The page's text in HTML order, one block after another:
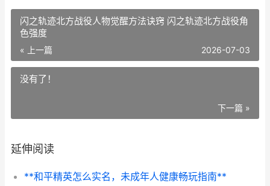
闪之轨迹北方战役人物觉醒方法诀窍 闪之轨迹北方战役角
色强度
« 上一篇 2026-07-03
没有了！
下一篇 »
延伸阅读
**和平精英怎么实名，未成年人健康畅玩指南**